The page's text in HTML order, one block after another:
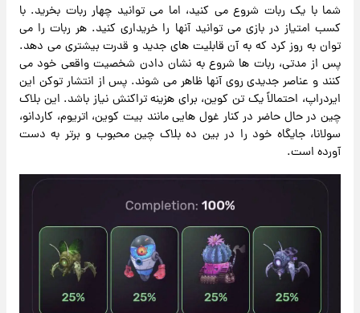
شما با یک ربات شروع می کنید، اما می توانید چهار ربات بخرید. با
کسب امتیاز در بازی می توانید آنها را خریداری کنید. هر ربات را می
توان به روز کرد که به آن قابلیت های جدید و قدرت بیشتری می دهد.
پس از مدتی، ربات ها شروع به نشان دادن شخصیت واقعی خود می
کنند و عناصر جدیدی روی آنها ظاهر می شوند. پس از انتشار توکن این
ایردراپ، احتمالاً یک تن کوین، برای هزینه تراکنش نیاز باشد. این بلاک
چین در حال حاضر در کنار غول هایی مانند بیت کوین، اتریوم، کاردانو،
سولانا، جایگاه خود را در بین ده بلاک چین محبوب و برتر به دست
آورده است.